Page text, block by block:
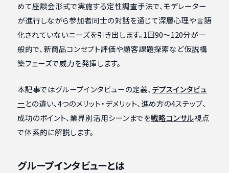
めて座談会形式で実施する定性調査手法で、モデレーター
が進行しながら参加者同士の対話を通じて深層心理や言語
化されていないニーズを引き出します。1回90〜120分が一
般的で、新商品コンセプト評価や顧客課題探索など仮説構
築フェーズで威力を発揮します。
本記事ではグループインタビューの定義、 デプスインタビュ
ー との違い、4つのメリット・デメリット、進め方の4ステップ、
成功のポイント、業界別活用シーンまでを戦略コンサル視点
で体系的に解説します。
グループインタビューとは